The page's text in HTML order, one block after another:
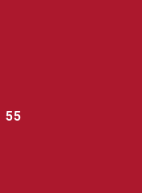
55